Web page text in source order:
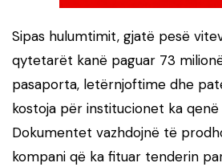
Sipas hulumtimit, gjatë pesë
qytetarët kanë paguar 73
pasaporta, letërnjoftime dhe
kostoja për institucionet ka qenë
Dokumentet vazhdojnë të
kompani që ka fituar tenderin